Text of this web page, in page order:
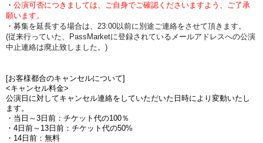
・ 公演可否につきましては、ご自身でご確認くださいますよう、ご了承
願います。
・募集を延長する場合は、23:00以前に別途ご連絡をさせて頂きます。
(従来行っていた、PassMarketに登録されているメールアドレスへの公演
中止連絡は廃止致しました。)
[お客様都合のキャンセルについて]
<キャンセル料金>
公演日に対してキャンセル連絡をしていただいた日時により変動いたし
ます。
・当日～3日前：チケット代の100％
・4日前～13日前：チケット代の50%
・14日前：無料